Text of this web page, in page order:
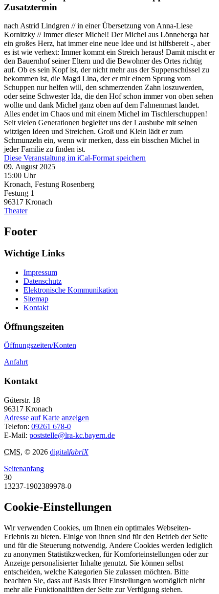
Zusatztermin
nach Astrid Lindgren // in einer Übersetzung von Anna-Liese
Kornitzky // Immer dieser Michel! Der Michel aus Lönneberga hat
ein großes Herz, hat immer eine neue Idee und ist hilfsbereit -, aber
es ist wie verhext: Immer kommt ein Streich heraus! Damit mischt er
den Bauernhof seiner Eltern und die Bewohner des Ortes richtig
auf. Ob es sein Kopf ist, der nicht mehr aus der Suppenschüssel zu
bekommen ist, die Magd Lina, der er mir einem Sprung vom
Schuppen nur helfen will, den schmerzenden Zahn loszuwerden,
oder seine Schwester Ida, die den Hof schon immer von oben sehen
wollte und dank Michel ganz oben auf dem Fahnenmast landet.
Alles endet im Chaos und mit einem Michel im Tischlerschuppen!
Seit vielen Generationen begleitet uns der Lausbube mit seinen
witzigen Ideen und Streichen. Groß und Klein lädt er zum
Schmunzeln ein, wenn wir merken, dass ein bisschen Michel in
jeder Familie zu finden ist.
Diese Veranstaltung im iCal-Format speichern
09. August 2025
15:00 Uhr
Kronach, Festung Rosenberg
Festung 1
96317 Kronach
Theater
Footer
Wichtige Links
Impressum
Datenschutz
Elektronische Kommunikation
Sitemap
Kontakt
Öffnungszeiten
Öffnungszeiten/Konten
Anfahrt
Kontakt
Güterstr. 18
96317 Kronach
Adresse auf Karte anzeigen
Telefon: 09261 678-0
E-Mail: poststelle@lra-kc.bayern.de
CMS, © 2026 digitalfabriX
Seitenanfang
30
13237-1902389978-0
Cookie-Einstellungen
Wir verwenden Cookies, um Ihnen ein optimales Webseiten-
Erlebnis zu bieten. Einige von ihnen sind für den Betrieb der Seite
und für die Steuerung notwendig. Andere Cookies werden lediglich
zu anonymen Statistikzwecken, für Komforteinstellungen oder zur
Anzeige personalisierter Inhalte genutzt. Sie können selbst
entscheiden, welche Kategorien Sie zulassen möchten. Bitte
beachten Sie, dass auf Basis Ihrer Einstellungen womöglich nicht
mehr alle Funktionalitäten der Seite zur Verfügung stehen.